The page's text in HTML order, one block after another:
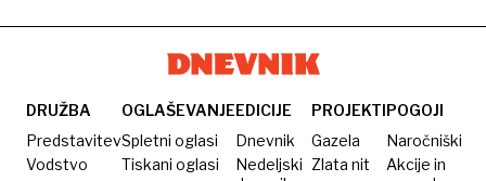
vojna
DRUŽBA
Predstavitev
Vodstvo
OGLAŠEVANJE
Spletni oglasi
Tiskani oglasi
EDICIJE
Dnevnik
Nedeljski
PROJEKTI
Gazela
Zlata nit
POGOJI
Naročniški
Akcije in